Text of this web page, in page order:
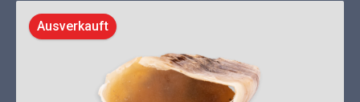
Ausverkauft